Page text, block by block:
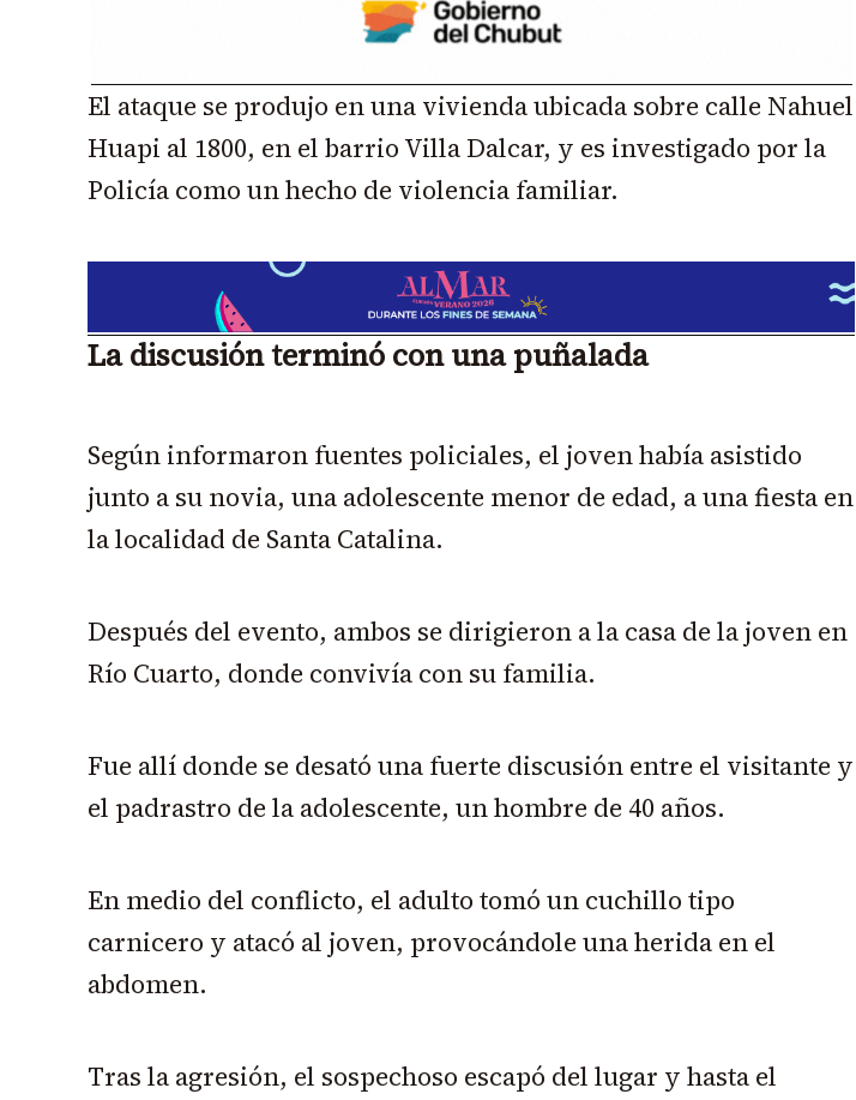
El ataque se produjo en una vivienda ubicada sobre calle Nahuel
Huapi al 1800, en el barrio Villa Dalcar, y es investigado por la
Policía como un hecho de violencia familiar.
La discusión terminó con una puñalada
Según informaron fuentes policiales, el joven había asistido
junto a su novia, una adolescente menor de edad, a una fiesta en
la localidad de Santa Catalina.
Después del evento, ambos se dirigieron a la casa de la joven en
Río Cuarto, donde convivía con su familia.
Fue allí donde se desató una fuerte discusión entre el visitante y
el padrastro de la adolescente, un hombre de 40 años.
En medio del conflicto, el adulto tomó un cuchillo tipo
carnicero y atacó al joven, provocándole una herida en el
abdomen.
Tras la agresión, el sospechoso escapó del lugar y hasta el